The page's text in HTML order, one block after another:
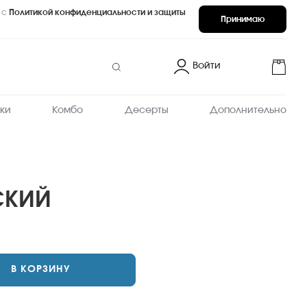
Принимаю
с Политикой конфиденциальности и защиты
Войти
Комбо Десерты Дополнительно
В КОРЗИНУ